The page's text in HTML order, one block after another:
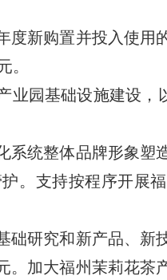
度新购置并投入使
。
业园基础设施建设
系统整体品牌形象
。支持按程序开展
础研究和新产品、新
加大福州茉莉花茶